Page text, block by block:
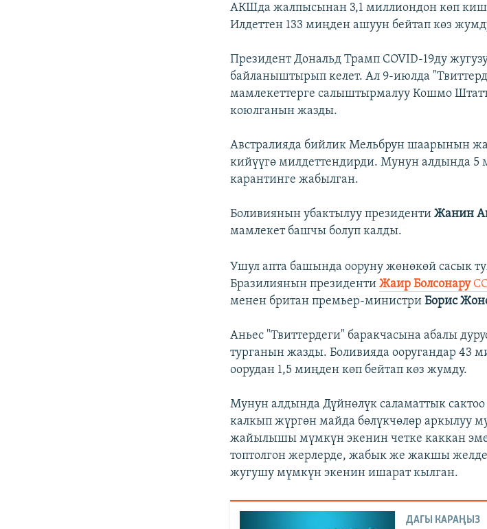
АКШда жалпысынан 3,1 миллиондон көп
Илдеттен 133 миңден ашуун бейтап көз
Президент Дональд Трамп COVID-19ду
байланыштырып келет. Ал 9-июлда
мамлекеттерге салыштырмалуу Кошмо
коюлганын жазды.
Австралияда бийлик Мельбрун шаарынын
кийүүгө милдеттендирди. Мунун алдында 5
карантинге жабылган.
Боливиянын убактылуу президентиЖанин
мамлекет башчы болуп калды.
Ушул апта башында ооруну жөнөкөй сасык
Бразилиянын президентиЖаир Болсонару
менен британ премьер-министриБорис
Аньес "Твиттердеги" баракчасына абалы
турганын жазды. Боливияда ооругандар 43
оорудан 1,5 миңден көп бейтап көз жумду.
Мунун алдында Дүйнөлүк саламаттык
калкып жүргөн майда бөлүкчөлөр аркылуу
жайылышы мүмкүн экенин четке каккан
топтолгон жерлерде, жабык же жакшы
жугушу мүмкүн экенин ишарат кылган.
ДАГЫ КАРАҢЫЗ